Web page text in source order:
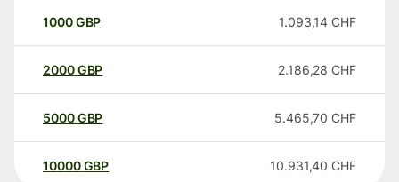
1000GBP 1.093,14 CHF
2000GBP 2.186,28 CHF
5000GBP 5.465,70 CHF
10000 GBP 10.931,40 CHF